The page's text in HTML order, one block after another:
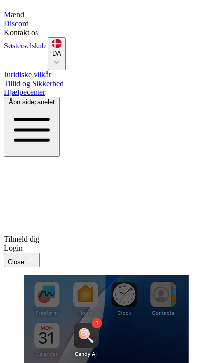
Mænd
Discord
Kontakt os
Søsterselskab
DA
Juridiske vilkår
Tillid og Sikkerhed
Hjælpecenter
Åbn sidepanelet
Tilmeld dig
Login
Close